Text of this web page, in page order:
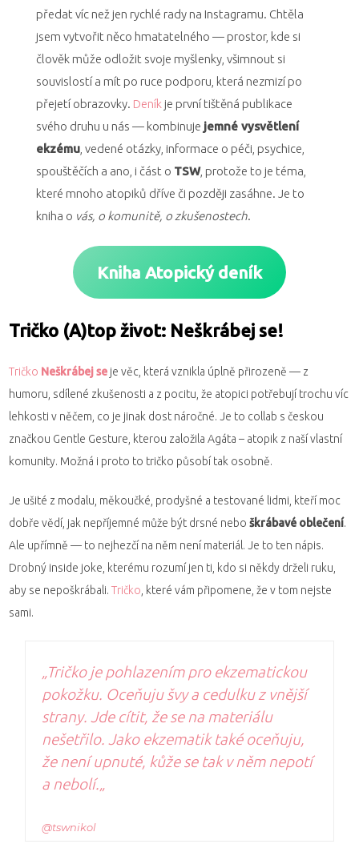
předat víc než jen rychlé rady na Instagramu. Chtěla
jsem vytvořit něco hmatatelného — prostor, kde si
člověk může odložit svoje myšlenky, všimnout si
souvislostí a mít po ruce podporu, která nezmizí po
přejetí obrazovky. Deník je první tištěná publikace
svého druhu u nás — kombinuje jemné vysvětlení
ekzému , vedené otázky, informace o péči, psychice,
spouštěčích a ano, i část o TSW, protože to je téma,
které mnoho atopiků dříve či později zasáhne. Je to
kniha o vás, o komunitě, o zkušenostech.
Kniha Atopický deník
Tričko (A)top život: Neškrábej se!
Tričko Neškrábej se je věc, která vznikla úplně přirozeně — z
humoru, sdílené zkušenosti a z pocitu, že atopici potřebují trochu víc
lehkosti v něčem, co je jinak dost náročné. Je to collab s českou
značkou Gentle Gesture, kterou založila Agáta – atopik z naší vlastní
komunity. Možná i proto to tričko působí tak osobně.
Je ušité z modalu, měkoučké, prodyšné a testované lidmi, kteří moc
dobře vědí, jak nepříjemné může být drsné neboškrábavé oblečení.
Ale upřímně — to nejhezčí na něm není materiál. Je to ten nápis.
Drobný inside joke, kterému rozumí jen ti, kdo si někdy drželi ruku,
aby se nepoškrábali.Tričko , které vám připomene, že v tom nejste
sami.
„Tričko je pohlazením pro ekzematickou
pokožku. Oceňuju švy a cedulku z vnější
strany. Jde cítit, že se na materiálu
nešetřilo. Jako ekzematik také oceňuju,
že není upnuté, kůže se tak v něm nepotí
a nebolí.„
@tswnikol